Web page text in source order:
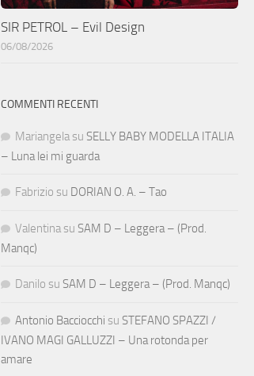
SIR PETROL – Evil Design
06/08/2026
COMMENTI RECENTI
Mariangela su SELLY BABY MODELLA ITALIA
– Luna lei mi guarda
Fabrizio su DORIAN O. A. – Tao
Valentina su SAM D – Leggera – (Prod.
Manqc)
Danilo su SAM D – Leggera – (Prod. Manqc)
Antonio Bacciocchi su STEFANO SPAZZI /
IVANO MAGI GALLUZZI – Una rotonda per
amare